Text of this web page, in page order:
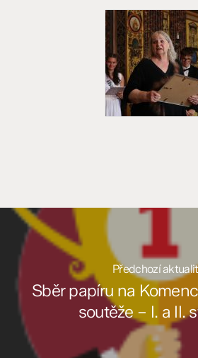
Předchozí
Sběr papíru na
soutěže – I. a II.